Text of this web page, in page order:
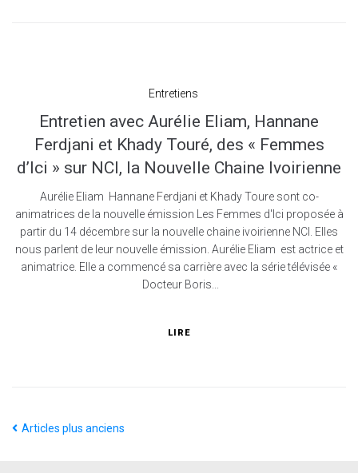
Entretiens
Entretien avec Aurélie Eliam, Hannane
Ferdjani et Khady Touré, des « Femmes
d’Ici » sur NCI, la Nouvelle Chaine Ivoirienne
Aurélie Eliam Hannane Ferdjani et Khady Toure sont co-
animatrices de la nouvelle émission Les Femmes d'Ici proposée à
partir du 14 décembre sur la nouvelle chaine ivoirienne NCI. Elles
nous parlent de leur nouvelle émission. Aurélie Eliam est actrice et
animatrice. Elle a commencé sa carrière avec la série télévisée «
Docteur Boris...
LIRE
Articles plus anciens